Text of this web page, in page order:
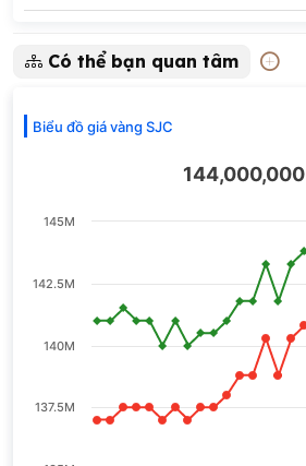
Có thể bạn quan tâm
Biểu đồ giá vàng SJC
144,000,000
140M
137.5M
142.5M
145M